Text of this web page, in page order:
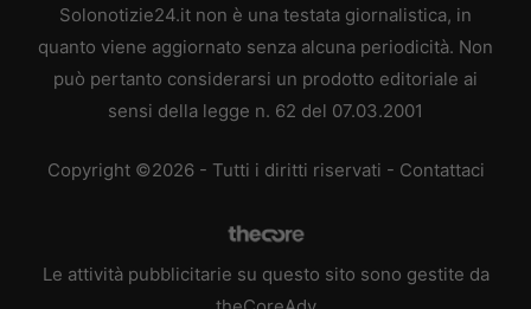
Solonotizie24.it non è una testata giornalistica, in
quanto viene aggiornato senza alcuna periodicità. Non
può pertanto considerarsi un prodotto editoriale ai
sensi della legge n. 62 del 07.03.2001
Copyright ©2026 - Tutti i diritti riservati - Contattaci
Le attività pubblicitarie su questo sito sono gestite da